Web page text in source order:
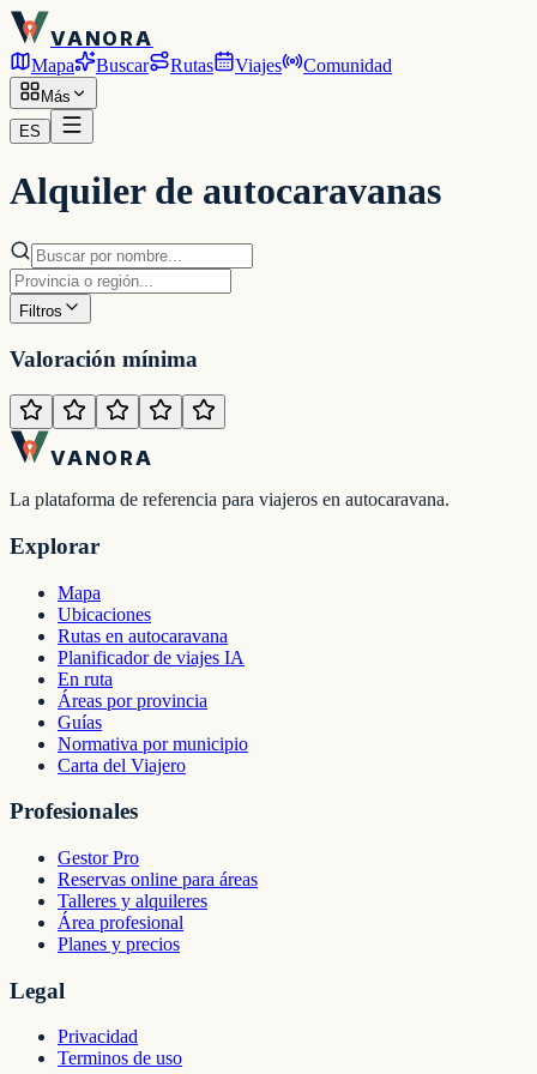
VANORA
Mapa Buscar Rutas Viajes Comunidad
Más
ES
Alquiler de autocaravanas
Filtros
Valoración mínima
VANORA
La plataforma de referencia para viajeros en autocaravana.
Explorar
Mapa
Ubicaciones
Rutas en autocaravana
Planificador de viajes IA
En ruta
Áreas por provincia
Guías
Normativa por municipio
Carta del Viajero
Profesionales
Gestor Pro
Reservas online para áreas
Talleres y alquileres
Área profesional
Planes y precios
Legal
Privacidad
Terminos de uso